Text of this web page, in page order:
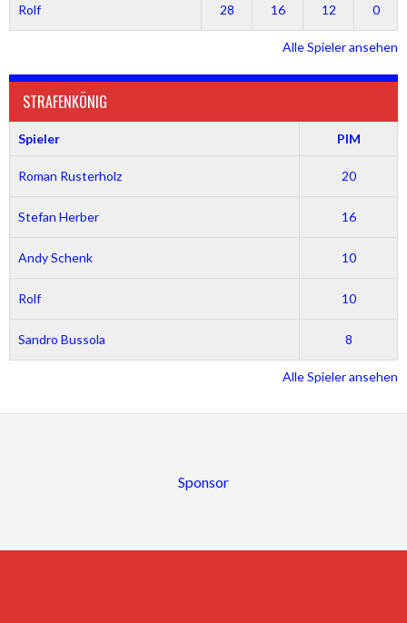
Rolf 28 16 12 0
Alle Spieler ansehen
STRAFENKÖNIG
Spieler PIM
Roman Rusterholz 20
Stefan Herber 16
Andy Schenk 10
Rolf 10
Sandro Bussola 8
Alle Spieler ansehen
Sponsor